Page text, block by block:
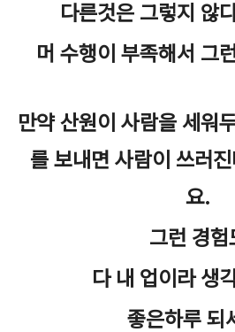
다른것은 그렇지 않
머 수행이 부족해서 그
만약 산원이 사람을 세워
를 보내면 사람이 쓰러
요.
그런 경험
다 내 업이라 생
좋은하루 되